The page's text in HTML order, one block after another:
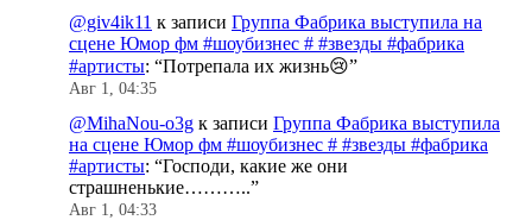
@giv4ik11 к записи Группа Фабрика выступила на
сцене Юмор фм #шоубизнес # #звезды #фабрика
#артисты: “Потрепала их жизнь😢”
Авг 1, 04:35
@MihaNou-o3g к записи Группа Фабрика выступила
на сцене Юмор фм #шоубизнес # #звезды #фабрика
#артисты: “Господи, какие же они
страшненькие………..”
Авг 1, 04:33